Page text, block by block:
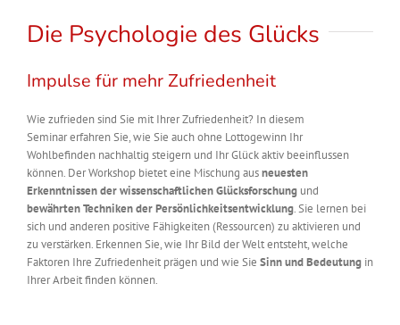
Die Psychologie des Glücks
Impulse für mehr Zufriedenheit
Wie zufrieden sind Sie mit Ihrer Zufriedenheit? In diesem
Seminar erfahren Sie, wie Sie auch ohne Lottogewinn Ihr
Wohlbefinden nachhaltig steigern und Ihr Glück aktiv beeinflussen
können. Der Workshop bietet eine Mischung ausneuesten
Erkenntnissen der wissenschaftlichen Glücksforschung und
bewährten Techniken der Persönlichkeitsentwicklung. Sie lernen bei
sich und anderen positive Fähigkeiten (Ressourcen) zu aktivieren und
zu verstärken. Erkennen Sie, wie Ihr Bild der Welt entsteht, welche
Faktoren Ihre Zufriedenheit prägen und wie Sie Sinn und Bedeutung in
Ihrer Arbeit finden können.